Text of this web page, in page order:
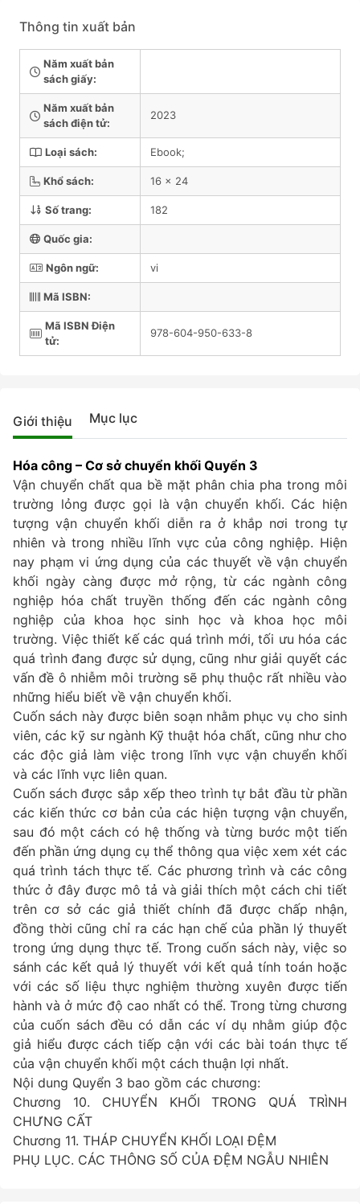
Thông tin xuất bản
Năm xuất bản
sách giấy:
Năm xuất bản
sách điện tử:
2023
Loại sách: Ebook;
Khổ sách: 16 x 24
Số trang: 182
Quốc gia:
Ngôn ngữ: vi
Mã ISBN:
Mã ISBN Điện
tử:
978-604-950-633-8
Giới thiệu Mục lục
Hóa công – Cơ sở chuyển khối Quyển 3
Vận chuyển chất qua bề mặt phân chia pha trong môi
trường lỏng được gọi là vận chuyển khối. Các hiện
tượng vận chuyển khối diễn ra ở khắp nơi trong tự
nhiên và trong nhiều lĩnh vực của công nghiệp. Hiện
nay phạm vi ứng dụng của các thuyết về vận chuyển
khối ngày càng được mở rộng, từ các ngành công
nghiệp hóa chất truyền thống đến các ngành công
nghiệp của khoa học sinh học và khoa học môi
trường. Việc thiết kế các quá trình mới, tối ưu hóa các
quá trình đang được sử dụng, cũng như giải quyết các
vấn đề ô nhiễm môi trường sẽ phụ thuộc rất nhiều vào
những hiểu biết về vận chuyển khối.
Cuốn sách này được biên soạn nhằm phục vụ cho sinh
viên, các kỹ sư ngành Kỹ thuật hóa chất, cũng như cho
các độc giả làm việc trong lĩnh vực vận chuyển khối
và các lĩnh vực liên quan.
Cuốn sách được sắp xếp theo trình tự bắt đầu từ phần
các kiến thức cơ bản của các hiện tượng vận chuyển,
sau đó một cách có hệ thống và từng bước một tiến
đến phần ứng dụng cụ thể thông qua việc xem xét các
quá trình tách thực tế. Các phương trình và các công
thức ở đây được mô tả và giải thích một cách chi tiết
trên cơ sở các giả thiết chính đã được chấp nhận,
đồng thời cũng chỉ ra các hạn chế của phần lý thuyết
trong ứng dụng thực tế. Trong cuốn sách này, việc so
sánh các kết quả lý thuyết với kết quả tính toán hoặc
với các số liệu thực nghiệm thường xuyên được tiến
hành và ở mức độ cao nhất có thể. Trong từng chương
của cuốn sách đều có dẫn các ví dụ nhằm giúp độc
giả hiểu được cách tiếp cận với các bài toán thực tế
của vận chuyển khối một cách thuận lợi nhất.
Nội dung Quyển 3 bao gồm các chương:
Chương 10. CHUYỂN KHỐI TRONG QUÁ TRÌNH
CHƯNG CẤT
Chương 11. THÁP CHUYỂN KHỐI LOẠI ĐỆM
PHỤ LỤC. CÁC THÔNG SỐ CỦA ĐỆM NGẪU NHIÊN